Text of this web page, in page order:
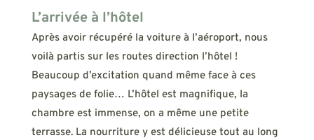
L’arrivée à l’hôtel
Après avoir récupéré la voiture à l’aéroport, nous
voilà partis sur les routes direction l’hôtel !
Beaucoup d’excitation quand même face à ces
paysages de folie… L’hôtel est magnifique, la
chambre est immense, on a même une petite
terrasse. La nourriture y est délicieuse tout au long